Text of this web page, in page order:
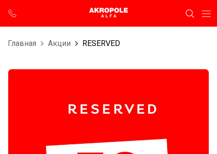
Главная Aкции RESERVED